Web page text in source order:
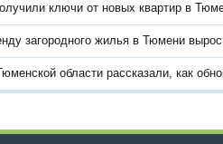
ключи от новых квартир в
загородного жилья в Тюмени
области рассказали, как